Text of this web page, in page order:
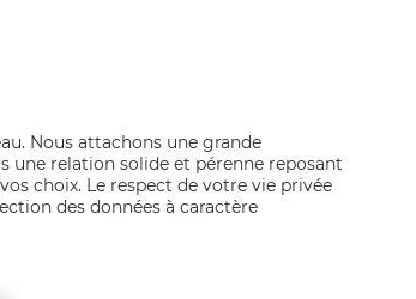
Nous attachons une grande
une relation solide et pérenne reposant
choix. Le respect de votre vie privée
des données à caractère